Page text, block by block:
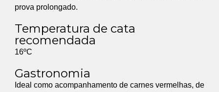
prova prolongado.
Temperatura de cata
recomendada
16ºC
Gastronomia
Ideal como acompanhamento de carnes vermelhas, de